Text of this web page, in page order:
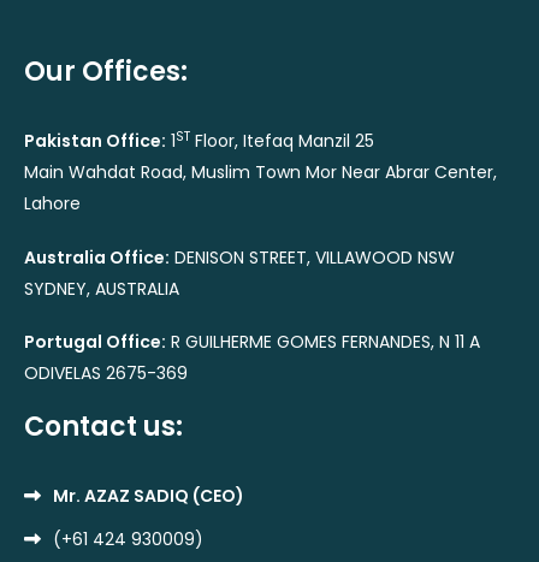
Our Offices:
Pakistan Office: 1ST Floor, Itefaq Manzil 25
Main Wahdat Road, Muslim Town Mor Near Abrar Center,
Lahore
Australia Office: DENISON STREET, VILLAWOOD NSW
SYDNEY, AUSTRALIA
Portugal Office: R GUILHERME GOMES FERNANDES, N 11 A
ODIVELAS 2675-369
Contact us:
Mr. AZAZ SADIQ (CEO)
(+61 424 930009)